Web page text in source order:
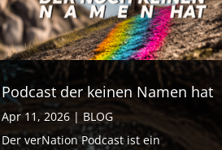
Podcast der keinen Namen hat
Apr 11, 2026| BLOG
Der verNation Podcast ist ein